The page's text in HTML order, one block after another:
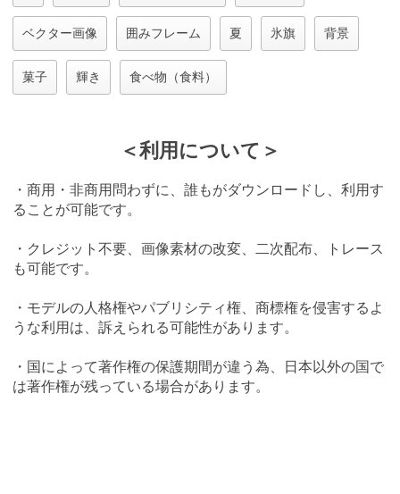
ベクター画像 囲みフレーム 夏 氷旗 背景
菓子 輝き 食べ物（食料）
＜利用について＞
・商用・非商用問わずに、誰もがダウンロードし、利用す
ることが可能です。
・クレジット不要、画像素材の改変、二次配布、トレース
も可能です。
・モデルの人格権やパブリシティ権、商標権を侵害するよ
うな利用は、訴えられる可能性があります。
・国によって著作権の保護期間が違う為、日本以外の国で
は著作権が残っている場合があります。